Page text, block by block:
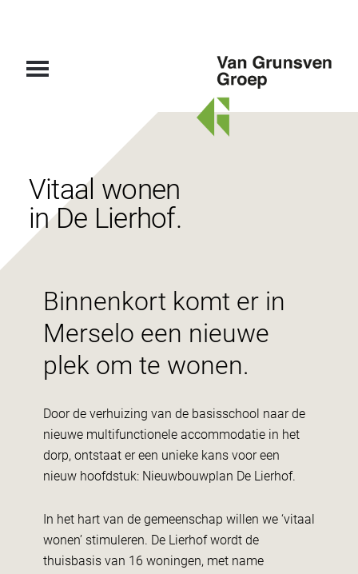
Vitaal wonen
in De Lierhof.
Binnenkort komt er in
Merselo een nieuwe
plek om te wonen.
Door de verhuizing van de basisschool naar de
nieuwe multifunctionele accommodatie in het
dorp, ontstaat er een unieke kans voor een
nieuw hoofdstuk: Nieuwbouwplan De Lierhof.
In het hart van de gemeenschap willen we ‘vitaal
wonen’ stimuleren. De Lierhof wordt de
thuisbasis van 16 woningen, met name